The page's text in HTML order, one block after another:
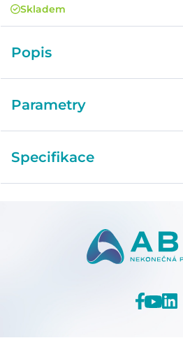
Skladem
Popis
Parametry
Specifikace